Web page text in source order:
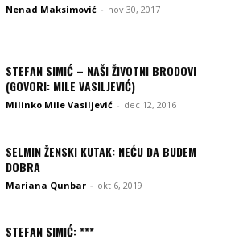
Nenad Maksimović - nov 30, 2017
STEFAN SIMIĆ – NAŠI ŽIVOTNI BRODOVI
(GOVORI: MILE VASILJEVIĆ)
Milinko Mile Vasiljević - dec 12, 2016
SELMIN ŽENSKI KUTAK: NEĆU DA BUDEM
DOBRA
Mariana Qunbar - okt 6, 2019
STEFAN SIMIĆ: ***